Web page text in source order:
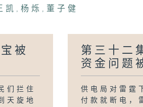
凯 ,杨烁 ,董子健
被
们拦住
天旋地
第三十二
资金问题
供电局对雷霆
付款就断电，